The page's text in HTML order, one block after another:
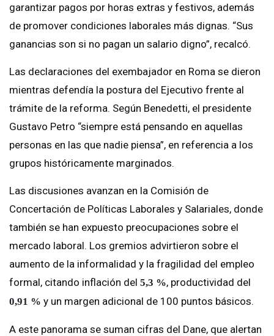
garantizar pagos por horas extras y festivos, además
de promover condiciones laborales más dignas. “Sus
ganancias son si no pagan un salario digno”, recalcó.
Las declaraciones del exembajador en Roma se dieron
mientras defendía la postura del Ejecutivo frente al
trámite de la reforma. Según Benedetti, el presidente
Gustavo Petro “siempre está pensando en aquellas
personas en las que nadie piensa”, en referencia a los
grupos históricamente marginados.
Las discusiones avanzan en la Comisión de
Concertación de Políticas Laborales y Salariales, donde
también se han expuesto preocupaciones sobre el
mercado laboral. Los gremios advirtieron sobre el
aumento de la informalidad y la fragilidad del empleo
formal, citando inflación del 5,3 %, productividad del
0,91 % y un margen adicional de 100 puntos básicos.
A este panorama se suman cifras del Dane, que alertan